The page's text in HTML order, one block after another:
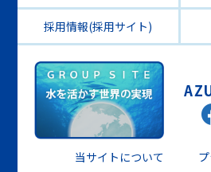
採用情報(採用サイト)
当サイトについて